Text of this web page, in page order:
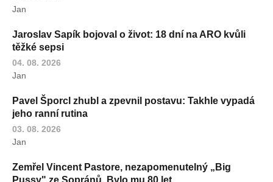
Jan
Jaroslav Sapík bojoval o život: 18 dní na ARO kvůli
těžké sepsi
04. 08. 2026
Jan
Pavel Šporcl zhubl a zpevnil postavu: Takhle vypadá
jeho ranní rutina
03. 08. 2026
Jan
Zemřel Vincent Pastore, nezapomenutelný „Big
Pussy" ze Sopránů. Bylo mu 80 let